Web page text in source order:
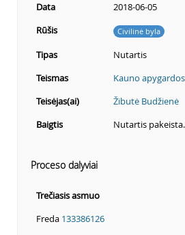
Data
2018-06-05
Rūšis
Civilinė byla
Tipas
Nutartis
Teismas
Kauno
Teisėjas(ai)
Žibutė Budžienė
Baigtis
Nutartis pakeista.
Proceso dalyviai
Trečiasis asmuo
Freda 133386126